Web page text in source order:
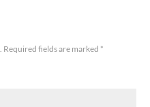
Required fields are marked *